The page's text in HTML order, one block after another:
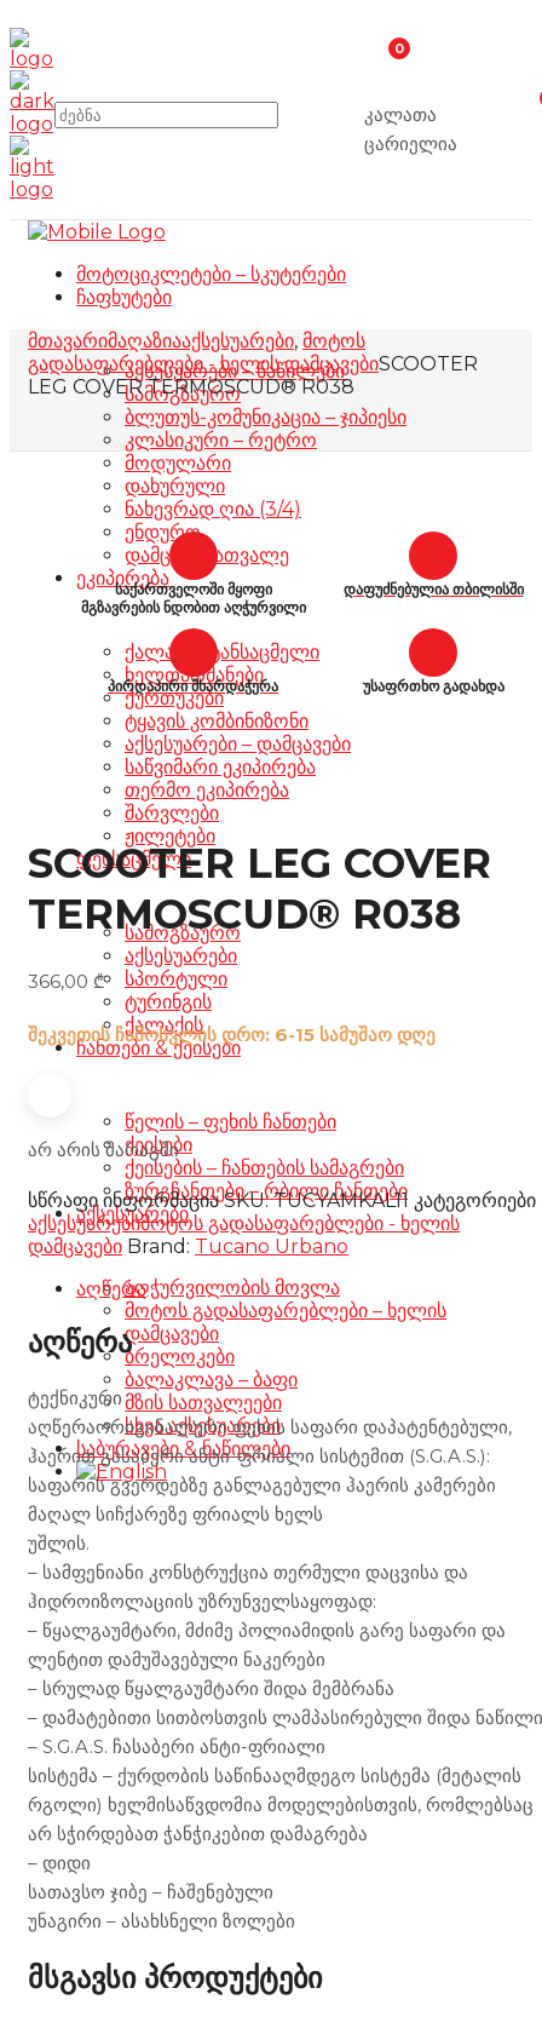
0
კალათა
ცარიელია
მოტოციკლეტები – სკუტერები
ჩაფხუტები
აქსესუარები – ნაწილები
სამოგზაურო
ბლუთუს-კომუნიკაცია – ჯიპიესი
კლასიკური – რეტრო
მოდულარი
დახურული
ნახევრად ღია (3/4)
ენდურო
დამცავი სათვალე
ეკიპირება
ქალაქის ტანსაცმელი
ხელთათმანები
ქურთუკები
ტყავის კომბინიზონი
აქსესუარები – დამცავები
საწვიმარი ეკიპირება
თერმო ეკიპირება
შარვლები
ჟილეტები
ფეხსაცმელი
სამოგზაურო
აქსესუარები
სპორტული
ტურინგის
ქალაქის
ჩანთები & ქეისები
წელის – ფეხის ჩანთები
ქეისები
ქეისების – ჩანთების სამაგრები
ზურგჩანთები – რბილი ჩანთები
აქსესუარები
აღჭურვილობის მოვლა
მოტოს გადასაფარებლები – ხელის
დამცავები
ბრელოკები
ბალაკლავა – ბაფი
მზის სათვალეები
სხვა აქსესუარები
საბურავები & ნაწილები
მთავარიმაღაზიააქსესუარები, მოტოს
გადასაფარებლები - ხელის დამცავებიSCOOTER
LEG COVER TERMOSCUD® R038
საქართველოში მყოფი
მგზავრების ნდობით აღჭურვილი
დაფუძნებულია თბილისში
პირდაპირი მხარდაჭერა უსაფრთხო გადახდა
SCOOTER LEG COVER
TERMOSCUD® R038
366,00 ₾
შეკვეთის ჩამოსვლის დრო: 6-15 სამუშაო დღე
არ არის მარაგში
სწრაფი ინფორმაცია SKU:TUCYAMKAL11 კატეგორიები
აქსესუარებიმოტოს გადასაფარებლები - ხელის
დამცავები Brand: Tucano Urbano
აღწერა
აღწერა
ტექნიკური
აღწერაორიგინალური ფეხის საფარი დაპატენტებული,
ჰაერით გასაბერი ანტი-ფრიალი სისტემით (S.G.A.S.):
საფარის გვერდებზე განლაგებული ჰაერის კამერები
მაღალ სიჩქარეზე ფრიალს ხელს
უშლის.
– სამფენიანი კონსტრუქცია თერმული დაცვისა და
ჰიდროიზოლაციის უზრუნველსაყოფად:
– წყალგაუმტარი, მძიმე პოლიამიდის გარე საფარი და
ლენტით დამუშავებული ნაკერები
– სრულად წყალგაუმტარი შიდა მემბრანა
– დამატებითი სითბოსთვის ლამპასირებული შიდა ნაწილი
– S.G.A.S. ჩასაბერი ანტი-ფრიალი
სისტემა – ქურდობის საწინააღმდეგო სისტემა (მეტალის
რგოლი) ხელმისაწვდომია მოდელებისთვის, რომლებსაც
არ სჭირდებათ ჭანჭიკებით დამაგრება
– დიდი
სათავსო ჯიბე – ჩაშენებული
უნაგირი – ასახსნელი ზოლები
მსგავსი პროდუქტები